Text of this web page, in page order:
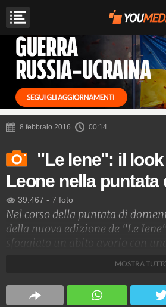
8 febbraio 2016 00:14
"Le Iene": il
Leone nella puntata
39.467 - 7 foto
Nel corso della puntata di
della nuova edizione de "Le
sfoggiato un abito avorio con
Spettacolo Fanpage
4.053.391.602 9.455 video
MOSTRA